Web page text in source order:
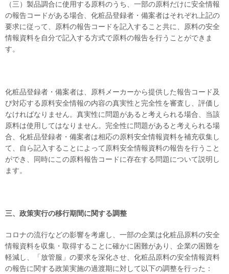
（三）製品調合に使用する原料のうち、一部の原料だけに安全情報
の報告コードがある場合、化粧品登録者・備案者はそれぞれ上記の
要求に従って、原料の報告コードを記入すること共に、原料の安全
情報資料を自分で記入する方式で原料の報告を行うことができま
す。
化粧品登録者・備案者は、原料メーカーから提供した報告コード及
び対応する原料安全情報の内容の真実性と完全性を審査し、評価し
なければなりません。真実性に問題があると考えられる場合、当該
原料は使用してはなりません。完全性に問題があると考えられる場
合、化粧品登録者・備案者は相応の原料安全情報資料を補充収集し
て、自ら記入することによって原料安全情報資料の報告を行うこと
ができ、同時にこの原料報告コードに存在する問題について説明し
ます。
三、政策実行の移行期間に関する調整
コロナの流行などの影響を考慮し、一部の企業は化粧品原料の安全
情報資料を収集・取得することに確かに困難があり、企業の困難を
軽減し、「放管服」の要求を深化させ、化粧品原料の安全情報資料
の報告に関する政策実施の過渡期に対して以下の調整を行った：